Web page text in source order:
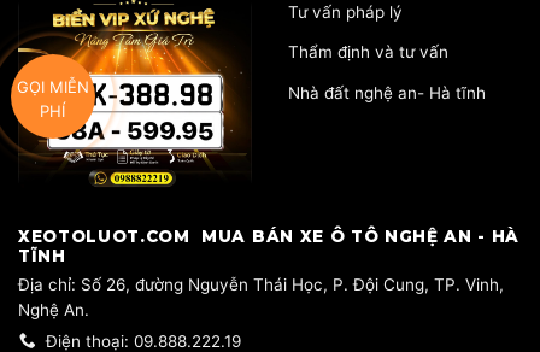
Tư vấn pháp lý
Thẩm định và tư vấn
Nhà đất nghệ an- Hà tĩnh
​XEOTOLUOT.COM MUA BÁN XE Ô TÔ NGHỆ AN - HÀ
TĨNH
​Địa chỉ: Số 26, đường Nguyễn Thái Học, P. Đội Cung, TP. Vinh,
Nghệ An.
Điện thoại: 09.888.222.19
GỌI MIỄN
PHÍ